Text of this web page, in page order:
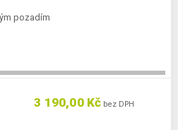
pozadím
3 190,00 Kč bez DPH